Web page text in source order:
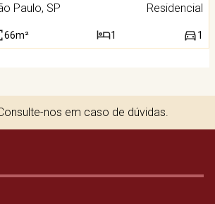
Paulo, SP
Residencial
66m² 1 1
nos em caso de dúvidas.